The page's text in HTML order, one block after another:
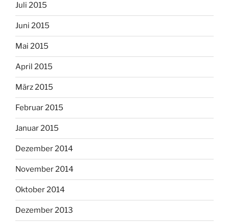
Juli 2015
Juni 2015
Mai 2015
April 2015
März 2015
Februar 2015
Januar 2015
Dezember 2014
November 2014
Oktober 2014
Dezember 2013